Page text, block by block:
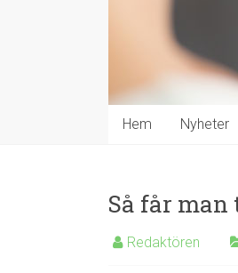
Hem Nyheter
Så får
Redaktören